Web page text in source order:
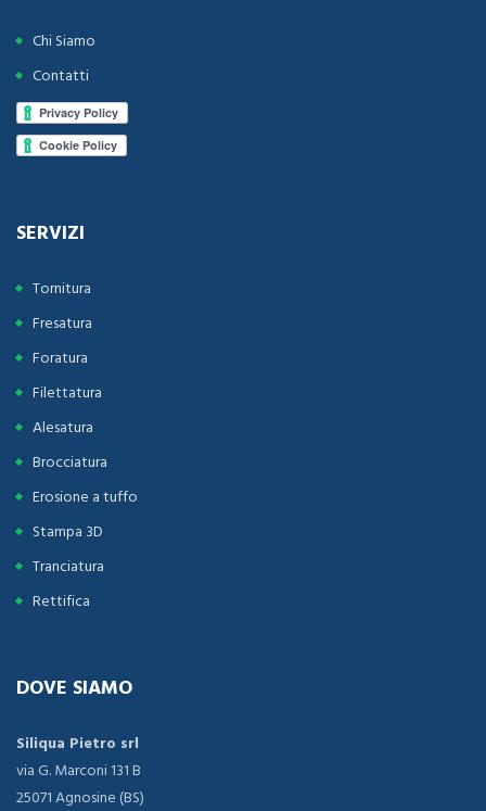
Chi Siamo
Contatti
SERVIZI
Tornitura
Fresatura
Foratura
Filettatura
Alesatura
Brocciatura
Erosione a tuffo
Stampa 3D
Tranciatura
Rettifica
DOVE SIAMO
Siliqua Pietro srl
via G. Marconi 131 B
25071 Agnosine (BS)